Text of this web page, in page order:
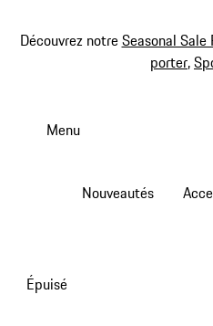
Découvrez notreSeasonal Sale
porter,
Menu
Nouveautés
Épuisé